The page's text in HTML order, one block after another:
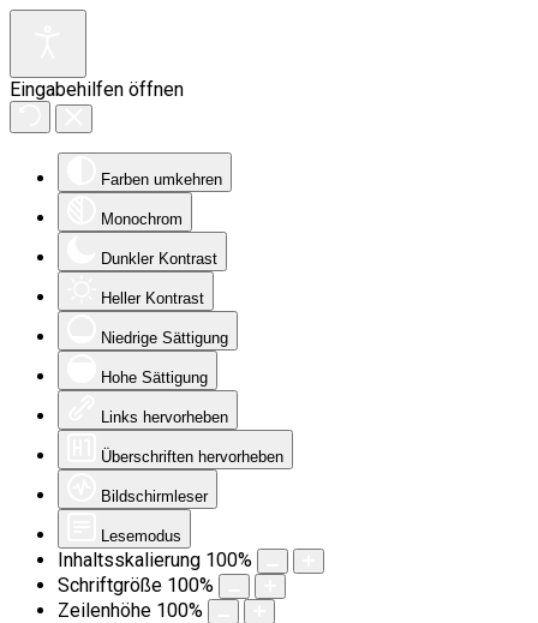
Eingabehilfen öffnen
Farben umkehren
Monochrom
Dunkler Kontrast
Heller Kontrast
Niedrige Sättigung
Hohe Sättigung
Links hervorheben
Überschriften hervorheben
Bildschirmleser
Lesemodus
Inhaltsskalierung 100%
Schriftgröße 100%
Zeilenhöhe 100%